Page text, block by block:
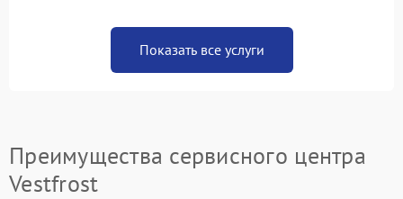
Показать все услуги
Преимущества сервисного центра
Vestfrost